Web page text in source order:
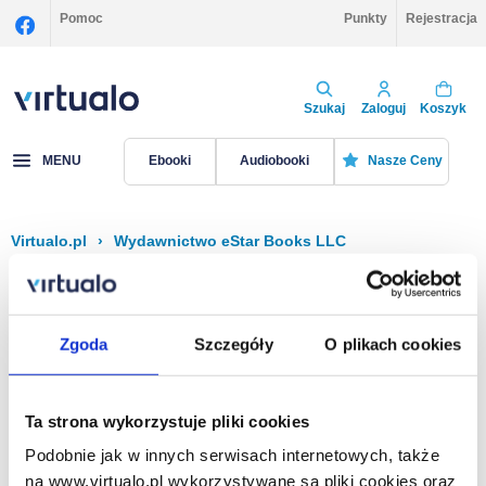
Zgoda Szczegóły O plikach cookies
Ta strona wykorzystuje pliki cookies
Podobnie jak w innych serwisach internetowych, także
na www.virtualo.pl wykorzystywane są pliki cookies oraz
Pomoc Punkty Rejestracja
Szukaj Zaloguj Koszyk
MENU Ebooki Audiobooki Nasze Ceny
Virtualo.pl › Wydawnictwo eStar Books LLC
Filtruj Sortuj
Na stronie